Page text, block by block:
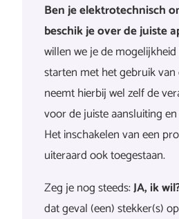
Ben je elektrotechnisch
beschik je over de juiste
willen we je de
starten met het gebruik van
neemt hierbij wel zelf de
voor de juiste aansluiting
Het inschakelen van een
uiteraard ook toegestaan.
Zeg je nog steeds:JA, ik
dat geval (een) stekker(s)